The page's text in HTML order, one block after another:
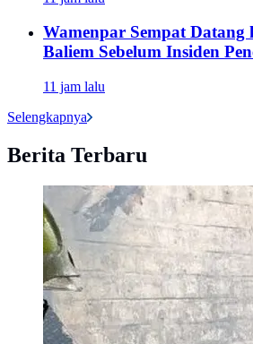
Wamenpar Sempat Datang
Baliem Sebelum Insiden
11 jam lalu
Selengkapnya
Berita Terbaru